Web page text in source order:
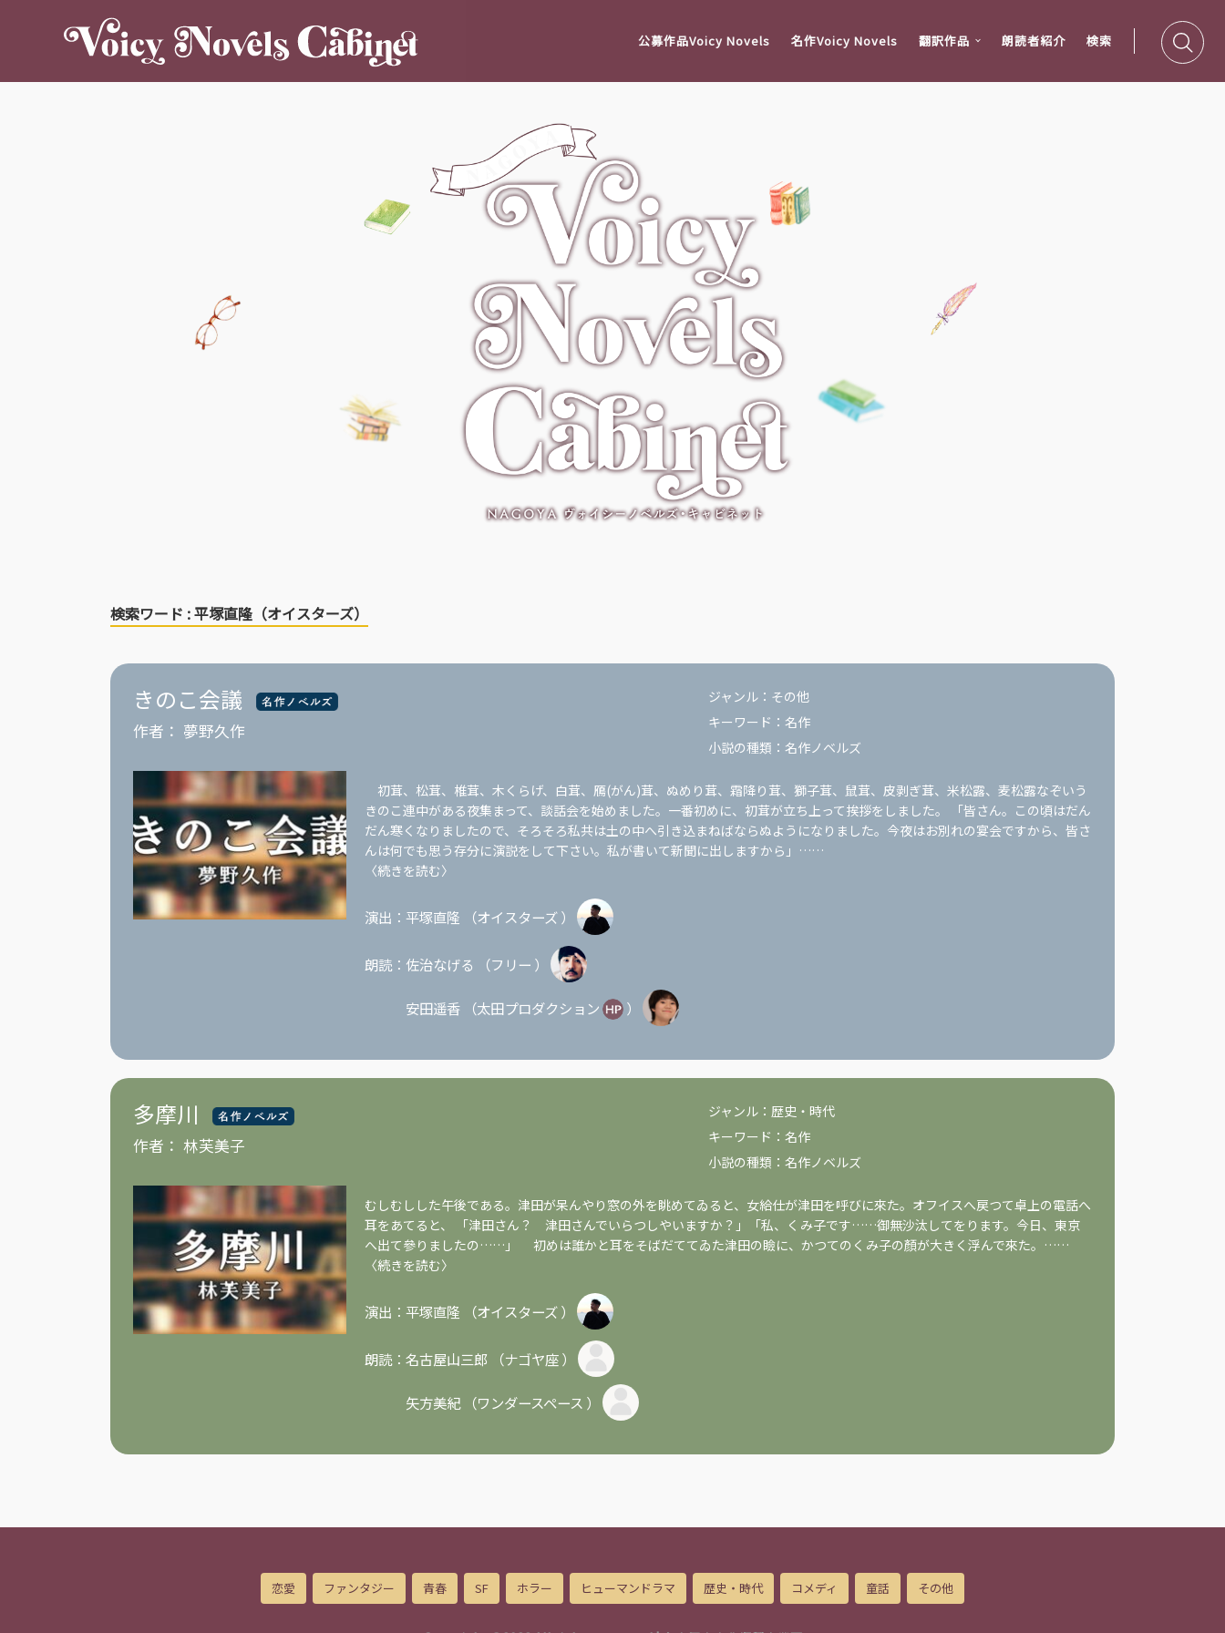
公募作品Voicy Novels 名作Voicy Novels 翻訳作品 朗読者紹介 検索
検索ワード : 平塚直隆（オイスターズ）
きのこ会議
作者： 夢野久作
ジャンル： その他
キーワード：名作
小説の種類：名作ノベルズ
初茸、松茸、椎茸、木くらげ、白茸、鴈(がん)茸、ぬめり茸、霜降り茸、獅子茸、鼠茸、皮剥ぎ茸、米松露、麦松露なぞいう
きのこ連中がある夜集まって、談話会を始めました。一番初めに、初茸が立ち上って挨拶をしました。 「皆さん。この頃はだん
だん寒くなりましたので、そろそろ私共は土の中へ引き込まねばならぬようになりました。今夜はお別れの宴会ですから、皆さ
んは何でも思う存分に演説をして下さい。私が書いて新聞に出しますから」……
〈続きを読む〉
演出： 平塚直隆 （オイスターズ）
朗読： 佐治なげる （フリー ）
安田遥香 （太田プロダクション ）
多摩川
作者： 林芙美子
ジャンル： 歴史・時代
キーワード：名作
小説の種類：名作ノベルズ
むしむしした午後である。津田が呆んやり窓の外を眺めてゐると、女給仕が津田を呼びに來た。オフイスへ戻つて卓上の電話へ
耳をあてると、 「津田さん？ 津田さんでいらつしやいますか？」「私、くみ子です……御無沙汰してをります。今日、東京
へ出て參りましたの……」 初めは誰かと耳をそばだててゐた津田の瞼に、かつてのくみ子の顏が大きく浮んで來た。……
〈続きを読む〉
演出： 平塚直隆 （オイスターズ）
朗読： 名古屋山三郎 （ナゴヤ座）
矢方美紀 （ワンダースペース ）
恋愛 ファンタジー 青春 SF ホラー ヒューマンドラマ 歴史・時代 コメディ 童話 その他